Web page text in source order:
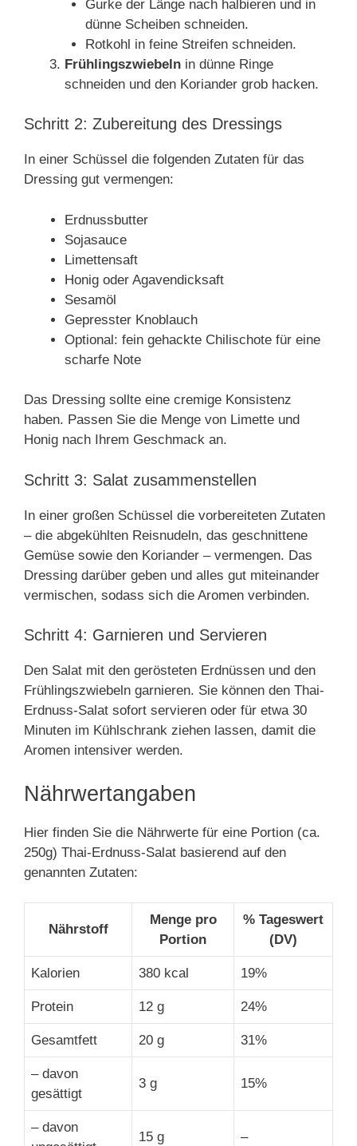
Gurke der Länge nach halbieren und in
dünne Scheiben schneiden.
Rotkohl in feine Streifen schneiden.
Frühlingszwiebeln in dünne Ringe
schneiden und den Koriander grob hacken.
Schritt 2: Zubereitung des Dressings
In einer Schüssel die folgenden Zutaten für das
Dressing gut vermengen:
Erdnussbutter
Sojasauce
Limettensaft
Honig oder Agavendicksaft
Sesamöl
Gepresster Knoblauch
Optional: fein gehackte Chilischote für eine
scharfe Note
Das Dressing sollte eine cremige Konsistenz
haben. Passen Sie die Menge von Limette und
Honig nach Ihrem Geschmack an.
Schritt 3: Salat zusammenstellen
In einer großen Schüssel die vorbereiteten Zutaten
– die abgekühlten Reisnudeln, das geschnittene
Gemüse sowie den Koriander – vermengen. Das
Dressing darüber geben und alles gut miteinander
vermischen, sodass sich die Aromen verbinden.
Schritt 4: Garnieren und Servieren
Den Salat mit den gerösteten Erdnüssen und den
Frühlingszwiebeln garnieren. Sie können den Thai-
Erdnuss-Salat sofort servieren oder für etwa 30
Minuten im Kühlschrank ziehen lassen, damit die
Aromen intensiver werden.
Nährwertangaben
Hier finden Sie die Nährwerte für eine Portion (ca.
250g) Thai-Erdnuss-Salat basierend auf den
genannten Zutaten:
Nährstoff
Menge pro
Portion
% Tageswert
(DV)
Kalorien 380 kcal 19%
Protein 12 g 24%
Gesamtfett 20 g 31%
– davon
gesättigt
3 g 15%
– davon
15 g –